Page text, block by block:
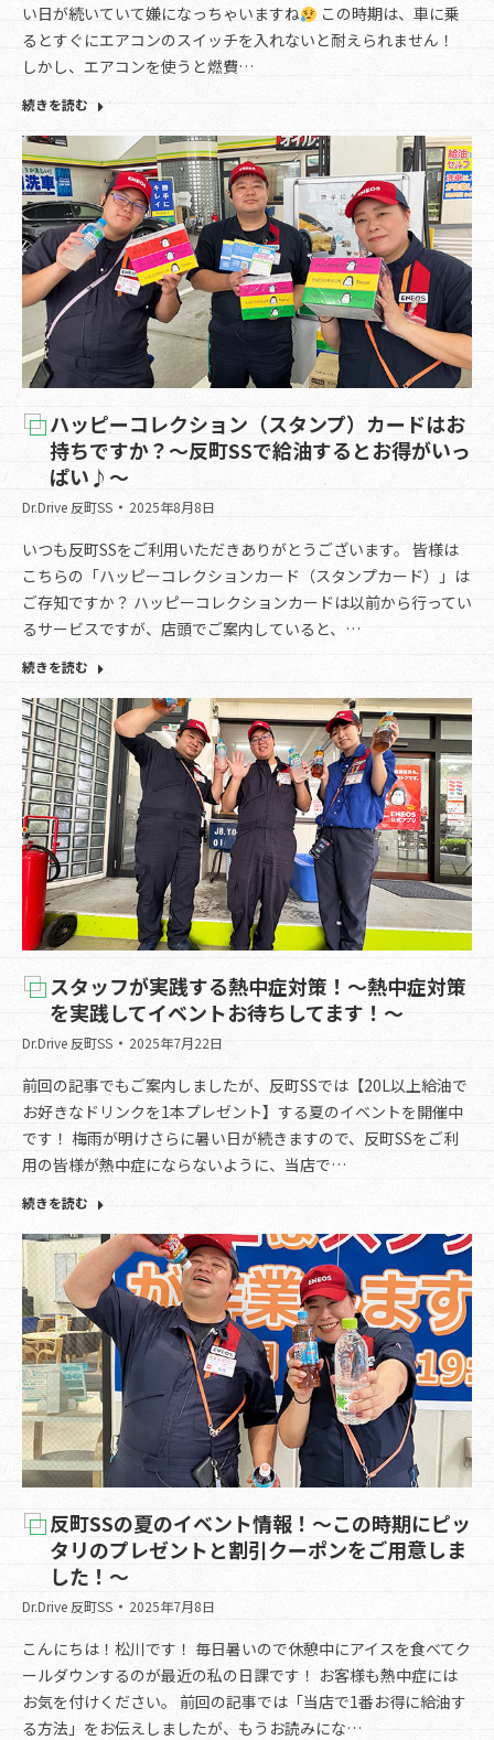
い日が続いていて嫌になっちゃいますね
この時期は、車に乗
るとすぐにエアコンのスイッチを入れないと耐えられません！
しかし、エアコンを使うと燃費…
続きを読む
ハッピーコレクション（スタンプ）カードはお
持ちですか？～反町SSで給油するとお得がいっ
ぱい♪～
Dr.Drive 反町SS 2025年8月8日
いつも反町SSをご利用いただきありがとうございます。 皆様は
こちらの「ハッピーコレクションカード（スタンプカード）」は
ご存知ですか？ ハッピーコレクションカードは以前から行ってい
るサービスですが、店頭でご案内していると、…
続きを読む
スタッフが実践する熱中症対策！～熱中症対策
を実践してイベントお待ちしてます！～
Dr.Drive 反町SS 2025年7月22日
前回の記事でもご案内しましたが、反町SSでは【20L以上給油で
お好きなドリンクを1本プレゼント】する夏のイベントを開催中
です！ 梅雨が明けさらに暑い日が続きますので、反町SSをご利
用の皆様が熱中症にならないように、当店で…
続きを読む
反町SSの夏のイベント情報！～この時期にピッ
タリのプレゼントと割引クーポンをご用意しま
した！～
Dr.Drive 反町SS 2025年7月8日
こんにちは！松川です！ 毎日暑いので休憩中にアイスを食べてク
ールダウンするのが最近の私の日課です！ お客様も熱中症には
お気を付けください。 前回の記事では「当店で1番お得に給油す
る方法」をお伝えしましたが、もうお読みにな…